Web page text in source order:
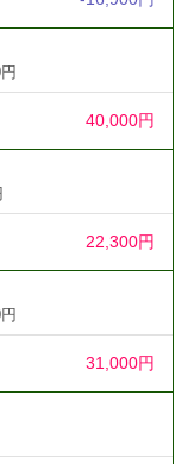
40,000円
22,300円
31,000円